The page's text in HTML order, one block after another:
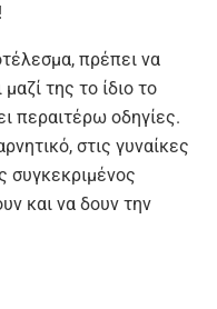
πρέπει να
της το ίδιο το
περαιτέρω οδηγίες.
στις γυναίκες
συγκεκριμένος
και να δουν την